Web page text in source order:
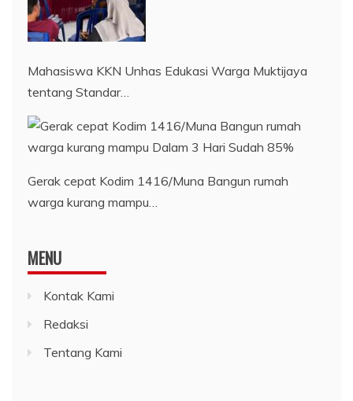
Mahasiswa KKN Unhas Edukasi Warga Muktijaya
tentang Standar…
Gerak cepat Kodim 1416/Muna Bangun rumah
warga kurang mampu…
MENU
Kontak Kami
Redaksi
Tentang Kami